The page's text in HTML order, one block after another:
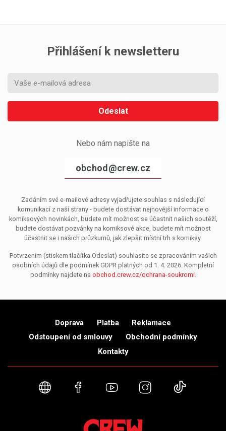
Přihlášení k newsletteru
Odeslat
Nebo nám napište na
obchod@crew.cz
Zadáním své e-mailové adresy vyjadřujete souhlas s následující
komunikací z naší strany - budete dostávat nejnovější informace o
komiksových novinkách, budete mít možnost se účastnit našich soutěží,
budete dostávat pozvánky na komiksové akce, budete mít možnost
účastnit se i našich průzkumů, jak zlepšit místní trh s komiksy.
Potvrzením (stiskem tlačítka Odeslat) souhlasíte se zpracováním vašich
osobních údajů dle podmínek GDPR platných od 1. 4. 2026. Kompletní
podmínky najdete na obchod.crew.cz/ochrana-soukromi.
Doprava Platba
Reklamace
Odstoupení od smlouvy
Obchodní podmínky
Kontakty
Webové stránky
FacebookYouTubeInstagram